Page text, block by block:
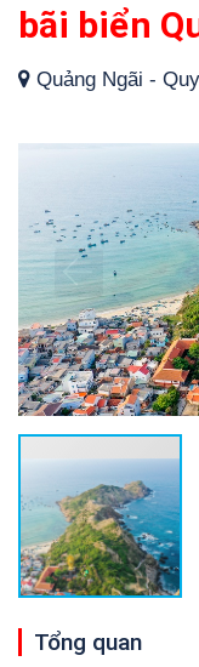
bãi biển
Quảng Ngãi -
Tổng quan